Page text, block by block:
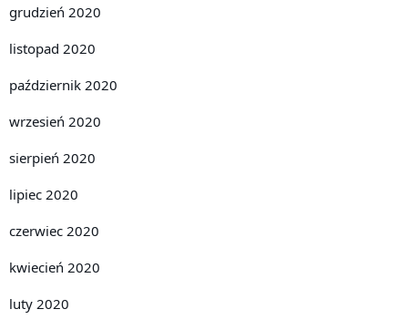
grudzień 2020
listopad 2020
październik 2020
wrzesień 2020
sierpień 2020
lipiec 2020
czerwiec 2020
kwiecień 2020
luty 2020